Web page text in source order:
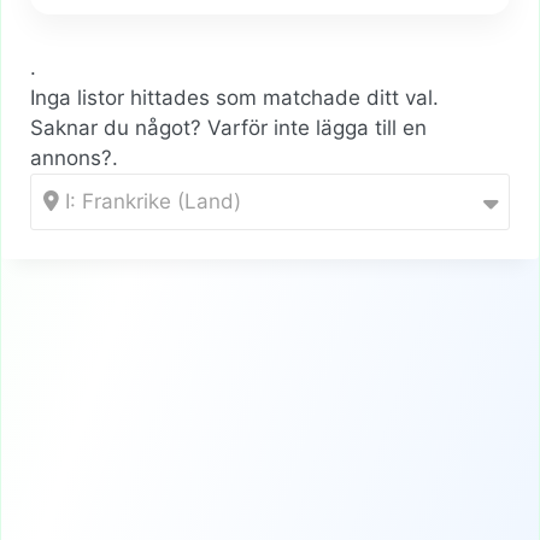
.
Inga listor hittades som matchade ditt val.
Saknar du något? Varför inte lägga till en
annons?.
I: Frankrike (Land)